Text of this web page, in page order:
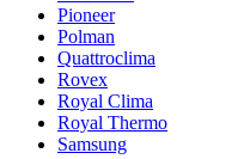
Pioneer
Polman
Quattroclima
Rovex
Royal Clima
Royal Thermo
Samsung